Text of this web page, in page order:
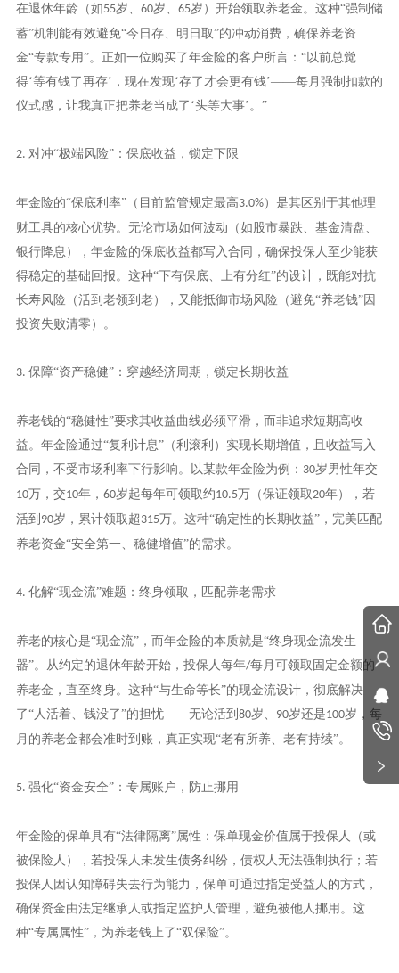
在退休年龄（如55岁、 60岁、 65岁）开始领取养老金。这种“强制储
蓄”机制能有效避免“今日存、明日取”的冲动消费，确保养老资
金“专款专用”。正如一位购买了年金险的客户所言：“以前总觉
得‘等有钱了再存’，现在发现‘存了才会更有钱’——每月强制扣款的
仪式感，让我真正把养老当成了‘头等大事’。”
2. 对冲“极端风险”：保底收益，锁定下限
年金险的“保底利率”（目前监管规定最高3.0%）是其区别于其他理
财工具的核心优势。无论市场如何波动（如股市暴跌、基金清盘、
银行降息），年金险的保底收益都写入合同，确保投保人至少能获
得稳定的基础回报。这种“下有保底、上有分红”的设计，既能对抗
长寿风险（活到老领到老），又能抵御市场风险（避免“养老钱”因
投资失败清零）。
3. 保障“资产稳健”：穿越经济周期，锁定长期收益
养老钱的“稳健性”要求其收益曲线必须平滑，而非追求短期高收
益。年金险通过“复利计息”（利滚利）实现长期增值，且收益写入
合同，不受市场利率下行影响。以某款年金险为例： 30岁男性年交
10万，交10年， 60岁起每年可领取约10.5万（保证领取20年），若
活到 90岁，累计领取超 315万。这种“确定性的长期收益”，完美匹配
养老资金“安全第一、稳健增值”的需求。
4. 化解“现金流”难题：终身领取，匹配养老需求
养老的核心是“现金流”，而年金险的本质就是“终身现金流发生
器”。从约定的退休年龄开始，投保人每年/每月可领取固定金额的
养老金，直至终身。这种“与生命等长”的现金流设计，彻底解决
了“人活着、钱没了”的担忧——无论活到 80岁、 90岁还是100岁，每
月的养老金都会准时到账，真正实现“老有所养、老有持续”。
5. 强化“资金安全”：专属账户，防止挪用
年金险的保单具有“法律隔离”属性：保单现金价值属于投保人（或
被保险人），若投保人未发生债务纠纷，债权人无法强制执行；若
投保人因认知障碍失去行为能力，保单可通过指定受益人的方式，
确保资金由法定继承人或指定监护人管理，避免被他人挪用。这
种“专属属性”，为养老钱上了“双保险”。